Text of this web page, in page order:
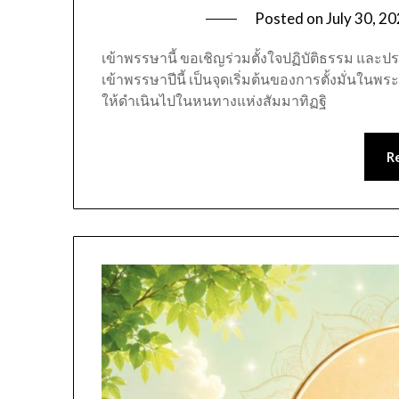
Posted onJuly 30,
เข้าพรรษานี้ ขอเชิญร่วมตั้งใจปฏิบัติธรรม และ
เข้าพรรษาปีนี้ เป็นจุดเริ่มต้นของการตั้งมั่นในพ
ให้ดำเนินไปในหนทางแห่งสัมมาทิฏฐิ